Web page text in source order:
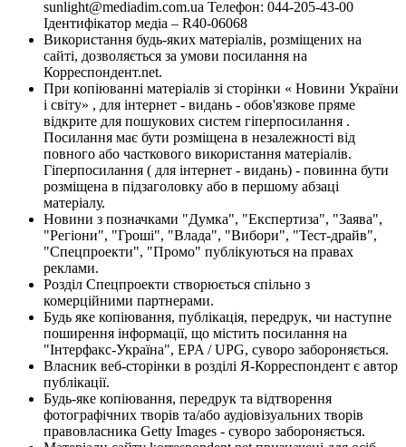
sunlight@mediadim.com.ua Телефон: 044-205-43-00
Ідентифікатор медіа – R40-06068
Використання будь-яких матеріалів, розміщених на
сайті, дозволяється за умови посилання на
Корреспондент.net.
При копіюванні матеріалів зі сторінки « Новини України
і світу» , для інтернет - видань - обов'язкове пряме
відкрите для пошукових систем гіперпосилання .
Посилання має бути розміщена в незалежності від
повного або часткового використання матеріалів.
Гіперпосилання ( для інтернет - видань) - повинна бути
розміщена в підзаголовку або в першому абзаці
матеріалу.
Новини з позначками "Думка", "Експертиза", "Заява",
"Регіони", "Гроші", "Влада", "Вибори", "Тест-драйв",
"Спецпроекти", "Промо" публікуються на правах
реклами.
Розділ Спецпроекти створюється спільно з
комерційними партнерами.
Будь яке копіювання, публікація, передрук, чи наступне
поширення інформації, що містить посилання на
"Інтерфакс-Україна", EPA / UPG, суворо забороняється.
Власник веб-сторінки в розділі Я-Корреспондент є автор
публікації.
Будь-яке копіювання, передрук та відтворення
фотографічних творів та/або аудіовізуальних творів
правовласника Getty Images - суворо забороняється.